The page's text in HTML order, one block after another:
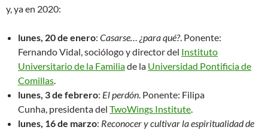
y, ya en 2020:
lunes, 20 de enero: Casarse… ¿para qué?. Ponente:
Fernando Vidal, sociólogo y director del Instituto
Universitario de la Familiade la Universidad Pontificia de
Comillas
lunes, 3 de febrero: El perdón . Ponente: Filipa
Cunha, presidenta del TwoWings Institute
lunes, 16 de marzo: Reconocer y cultivar la espiritualidad de